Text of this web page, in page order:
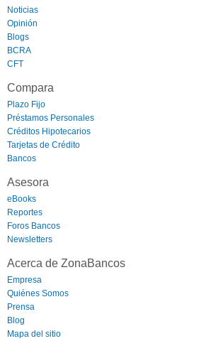
Noticias
Opinión
Blogs
BCRA
CFT
Compara
Plazo Fijo
Préstamos Personales
Créditos Hipotecarios
Tarjetas de Crédito
Bancos
Asesora
eBooks
Reportes
Foros Bancos
Newsletters
Acerca de ZonaBancos
Empresa
Quiénes Somos
Prensa
Blog
Mapa del sitio